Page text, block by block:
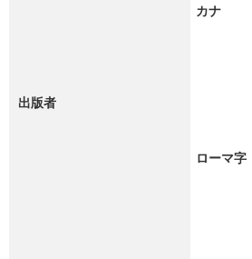
出版者
カナ
ローマ字